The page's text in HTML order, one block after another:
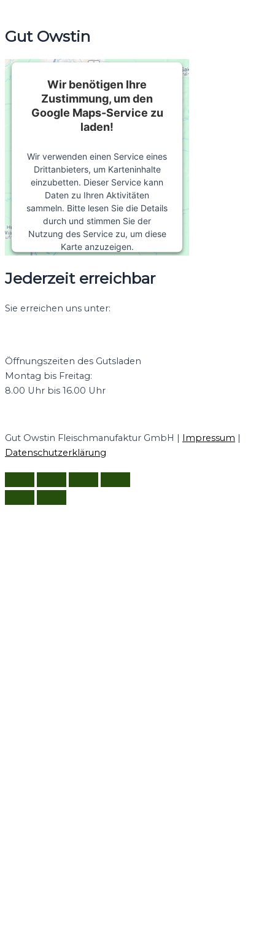
Gut Owstin
Wir benötigen Ihre
Zustimmung, um den
Google Maps-Service zu
laden!
Wir verwenden einen Service eines
Drittanbieters, um Karteninhalte
einzubetten. Dieser Service kann
Daten zu Ihren Aktivitäten
sammeln. Bitte lesen Sie die Details
durch und stimmen Sie der
Nutzung des Service zu, um diese
Karte anzuzeigen.
Mehr Informationen
Akzeptieren
Jederzeit erreichbar
Sie erreichen uns unter:
Öffnungszeiten des Gutsladen
Montag bis Freitag:
8.00 Uhr bis 16.00 Uhr
Gut Owstin Fleischmanufaktur GmbH | Impressum
Datenschutzerklärung